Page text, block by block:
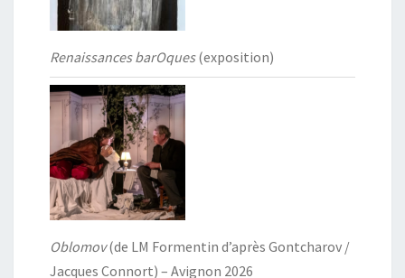
Renaissances barOques(exposition)
Oblomov(de LM Formentin d’après Gontcharov /
Jacques Connort) – Avignon 2026